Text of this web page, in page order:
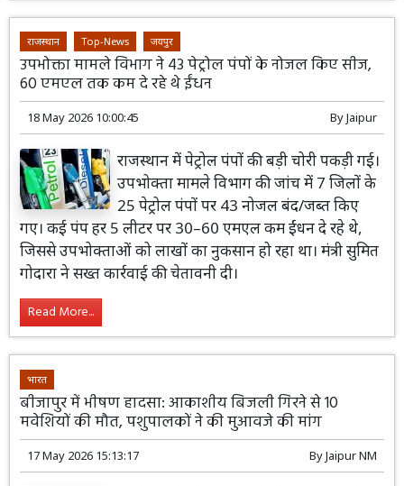
राजस्थान Top-News जयपुर
उपभोक्ता मामले विभाग ने 43 पेट्रोल पंपों के नोजल किए सीज,
60 एमएल तक कम दे रहे थे ईंधन
18 May 2026 10:00:45 ByJaipur
राजस्थान में पेट्रोल पंपों की बड़ी चोरी पकड़ी गई।
उपभोक्ता मामले विभाग की जांच में 7 जिलों के
25 पेट्रोल पंपों पर 43 नोजल बंद/जब्त किए
गए। कई पंप हर 5 लीटर पर 30–60 एमएल कम ईंधन दे रहे थे,
जिससे उपभोक्ताओं को लाखों का नुकसान हो रहा था। मंत्री सुमित
गोदारा ने सख्त कार्रवाई की चेतावनी दी।
Read More...
भारत
बीजापुर में भीषण हादसा: आकाशीय बिजली गिरने से 10
मवेशियों की मौत, पशुपालकों ने की मुआवजे की मांग
17 May 2026 15:13:17 ByJaipur NM